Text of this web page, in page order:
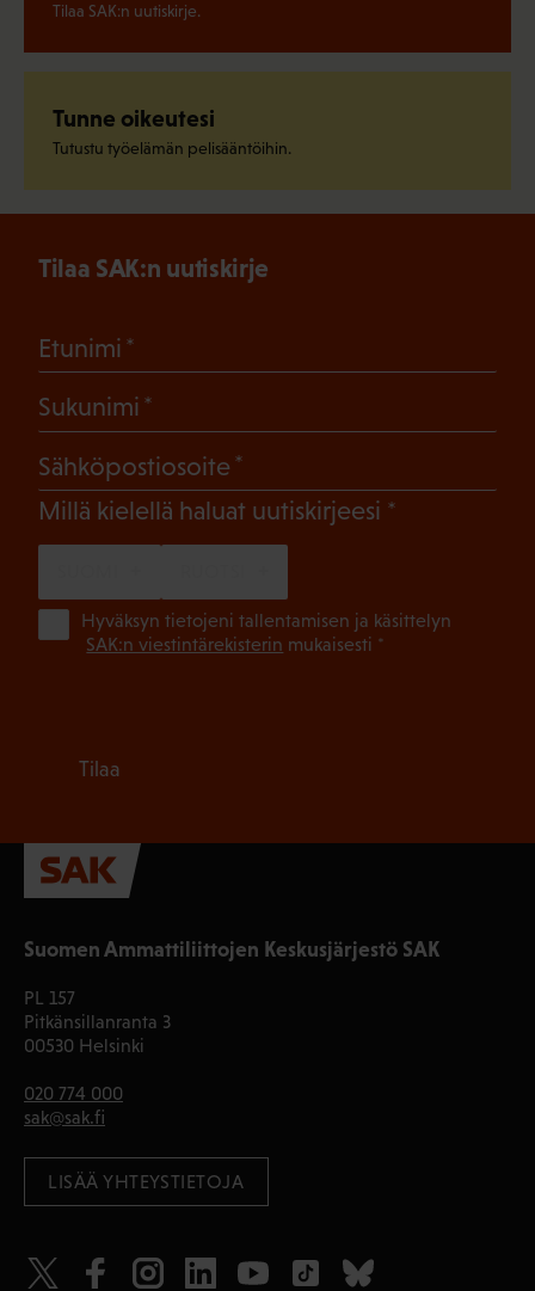
Tilaa SAK:n uutiskirje.
Tunne oikeutesi
Tutustu työelämän pelisääntöihin.
Suomen Ammattiliittojen Keskusjärjestö SAK
PL 157
Pitkänsillanranta 3
00530 Helsinki
020 774 000
sak@sak.fi
LISÄÄ YHTEYSTIETOJA
Tilaa SAK:n uutiskirje
Etunimi
Sukunimi
Sähköpostiosoite
Millä kielellä haluat uutiskirjeesi (Pakollinen)
Hyväksyn tietojeni tallentamisen ja käsittelyn
SAK:n viestintärekisterin mukaisesti *
Tilaa